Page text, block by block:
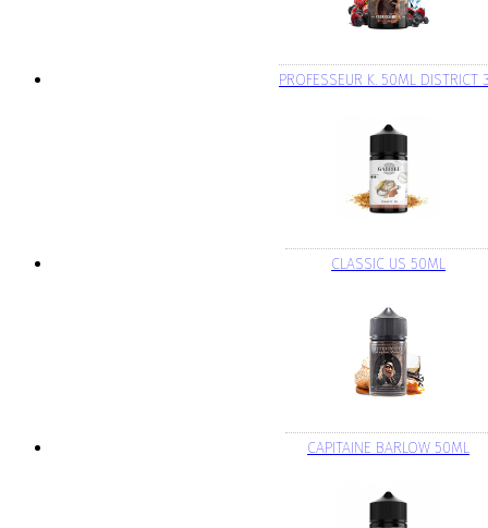
PROFESSEUR K. 50ML DISTRICT
CLASSIC US 50ML
CAPITAINE BARLOW 50ML